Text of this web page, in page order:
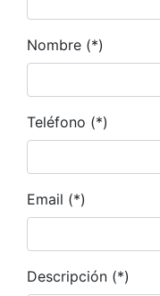
Nombre (*)
Teléfono (*)
Email (*)
Descripción (*)